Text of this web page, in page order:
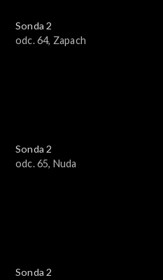
Sonda 2
odc. 64, Zapach
Sonda 2
odc. 65, Nuda
Sonda 2